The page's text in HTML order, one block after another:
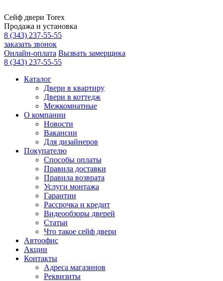
Сейф двери Torex
Продажа и установка
8 (343) 237-55-55
заказать звонок
Онлайн-оплата Вызвать замерщика
8 (343) 237-55-55
Каталог
Двери в квартиру
Двери в коттедж
Межкомнатные
О компании
Новости
Вакансии
Для дизайнеров
Покупателю
Способы оплаты
Правила доставки
Правила возврата
Услуги монтажа
Гарантии
Рассрочка и кредит
Видеообзоры дверей
Статьи
Что такое сейф двери
Автоофис
Акции
Контакты
Адреса магазинов
Реквизиты